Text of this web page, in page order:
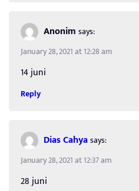
Anonim says:
January 28, 2021 at 12:28 am
14 juni
Reply
Dias Cahyasays:
January 28, 2021 at 12:37 am
28 juni